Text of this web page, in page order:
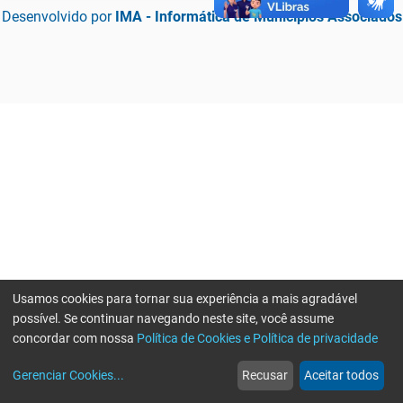
Desenvolvido por IMA - Informática de Municípios Associados
web
Notícias
more_horiz
Mais
Usamos cookies para tornar sua experiência a mais agradável
possível. Se continuar navegando neste site, você assume
concordar com nossa Política de Cookies e Política de privacidade
Gerenciar Cookies... Recusar Aceitar todos
Erro ao enviar informações, por favor tente novamente